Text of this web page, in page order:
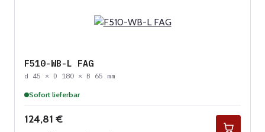
F510-WB-L FAG
d 45 × D 180 × B 65 mm
Sofort lieferbar
Regulärer Preis:
124,81 €